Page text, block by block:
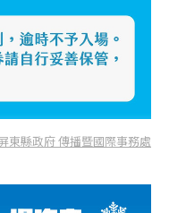
東縣政府 傳播暨國際事務處